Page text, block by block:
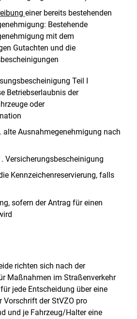
einer bereits bestehenden
Bestehende
mit dem
Gutachten und die
Teil I
Betriebserlaubnis der
oder
alte Ausnahmegenehmigung nach
Versicherungsbescheinigung
Kennzeichenreservierung, falls
sofern der Antrag für einen
richten sich nach der
Maßnahmen im Straßenverkehr
jede Entscheidung über eine
Vorschrift der StVZO pro
und je Fahrzeug/Halter eine